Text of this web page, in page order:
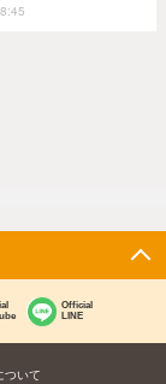
Official
LINE
ついて